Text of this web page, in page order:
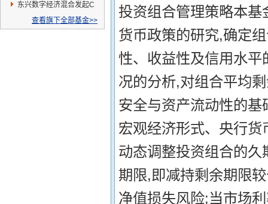
东兴数字经济混合发起C
查看旗下全部基金>>
投资组合管理策略本
货币政策的研究,确定
性、收益性及信用水
况的分析,对组合平均
安全与资产流动性的
宏观经济形式、央行
动态调整投资组合的
期限,即减持剩余期限
净值损失风险;当市场